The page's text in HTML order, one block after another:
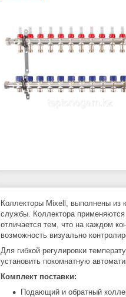
Коллекторы Mixell, выполнены из
службы. Коллектора применяются
отличается тем, что на каждом
возможность визуально
Для гибкой регулировки
установить покомнатную
Комплект поставки:
Подающий и обратный